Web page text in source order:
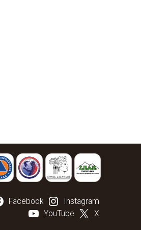
Facebook
Instagram
YouTube
X